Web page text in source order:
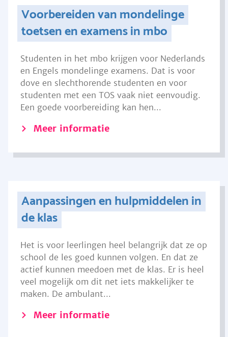
Voorbereiden van mondelinge
toetsen en examens in mbo
Studenten in het mbo krijgen voor Nederlands
en Engels mondelinge examens. Dat is voor
dove en slechthorende studenten en voor
studenten met een TOS vaak niet eenvoudig.
Een goede voorbereiding kan hen...
Meer informatie
Aanpassingen en hulpmiddelen in
de klas
Het is voor leerlingen heel belangrijk dat ze op
school de les goed kunnen volgen. En dat ze
actief kunnen meedoen met de klas. Er is heel
veel mogelijk om dit net iets makkelijker te
maken. De ambulant...
Meer informatie